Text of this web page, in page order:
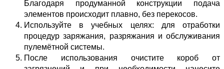
Благодаря продуманной конструкции подача
элементов происходит плавно, без перекосов.
Используйте в учебных целях: для отработки
процедур заряжания, разряжания и обслуживания
пулемётной системы.
После использования очистите короб от